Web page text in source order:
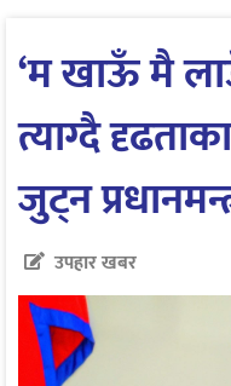
‘म खाऊँ मै
त्याग्दै
जुट्न
उपहार खबर